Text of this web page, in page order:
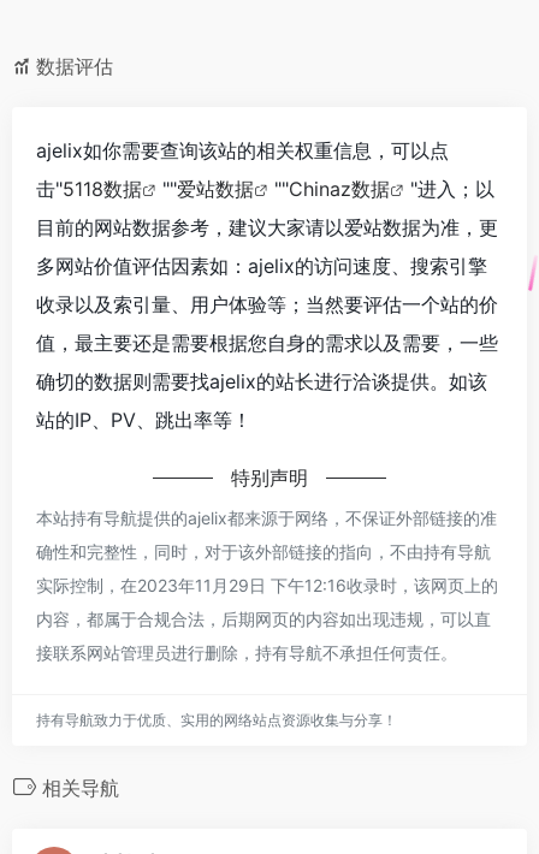
数据评估
ajelix如你需要查询该站的相关权重信息，可以点
击"5118数据 ""爱站数据 ""Chinaz数据
"进入；以
目前的网站数据参考，建议大家请以爱站数据为准，更
多网站价值评估因素如：ajelix的访问速度、搜索引擎
收录以及索引量、用户体验等；当然要评估一个站的价
值，最主要还是需要根据您自身的需求以及需要，一些
确切的数据则需要找ajelix的站长进行洽谈提供。如该
站的IP、PV、跳出率等！
特别声明
本站持有导航提供的ajelix都来源于网络，不保证外部链接的准
确性和完整性，同时，对于该外部链接的指向，不由持有导航
实际控制，在2023年11月29日 下午12:16收录时，该网页上的
内容，都属于合规合法，后期网页的内容如出现违规，可以直
接联系网站管理员进行删除，持有导航不承担任何责任。
持有导航致力于优质、实用的网络站点资源收集与分享！
相关导航